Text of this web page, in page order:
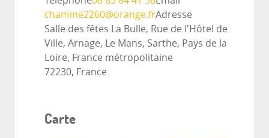
chamine2260@orange.frAdresse
Salle des fêtes La Bulle, Rue de l'Hôtel de
Ville, Arnage, Le Mans, Sarthe, Pays de la
Loire, France métropolitaine
72230, France
Carte